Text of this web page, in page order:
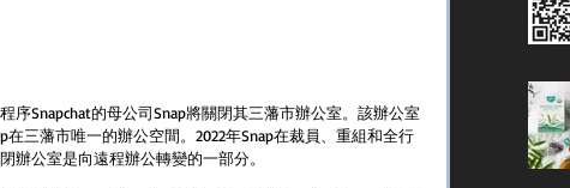
序Snapchat的母公司Snap將關閉其三藩市辦公室。該辦公室
在三藩市唯一的辦公空間。2022年Snap在裁員、重組和全行
辦公室是向遠程辦公轉變的一部分。